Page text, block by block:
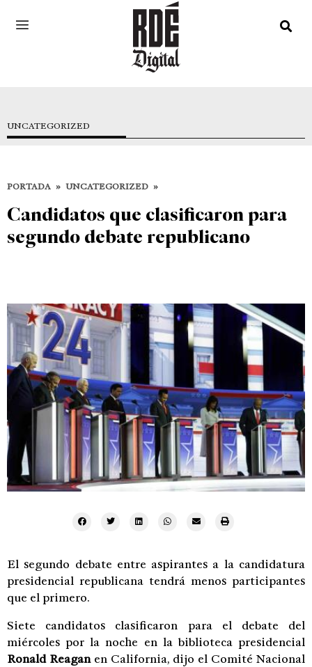
UNCATEGORIZED
PORTADA » UNCATEGORIZED »
Candidatos que clasificaron para
segundo debate republicano
El segundo debate entre aspirantes a la candidatura
presidencial republicana tendrá menos participantes
que el primero.
Siete candidatos clasificaron para el debate del
miércoles por la noche en la biblioteca presidencial
Ronald Reaganen California, dijo el Comité Nacional